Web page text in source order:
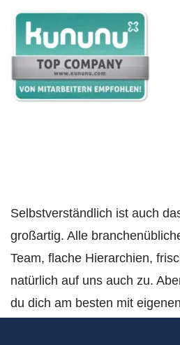
Selbstverständlich ist auch
großartig. Alle
Team, flache Hierarchien,
natürlich auf uns auch zu.
du dich am besten mit